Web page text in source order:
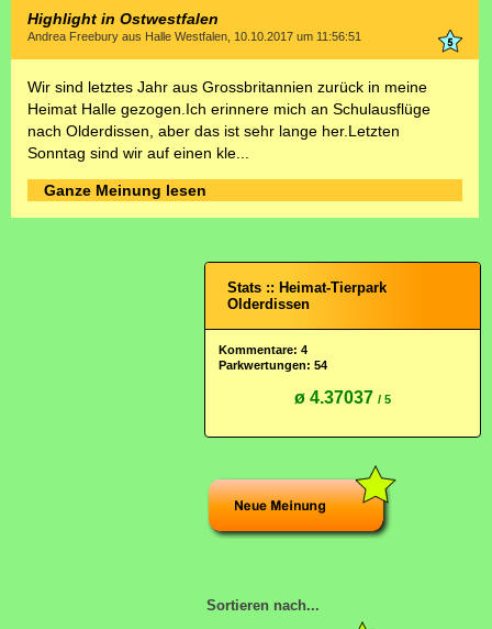
Highlight in Ostwestfalen
Andrea Freebury aus Halle Westfalen, 10.10.2017 um 11:56:51
Wir sind letztes Jahr aus Grossbritannien zurück in meine
Heimat Halle gezogen.Ich erinnere mich an Schulausflüge
nach Olderdissen, aber das ist sehr lange her.Letzten
Sonntag sind wir auf einen kle...
Ganze Meinung lesen
Stats :: Heimat-Tierpark
Olderdissen
Kommentare: 4
Parkwertungen: 54
ø 4.37037 / 5
Sortieren nach...